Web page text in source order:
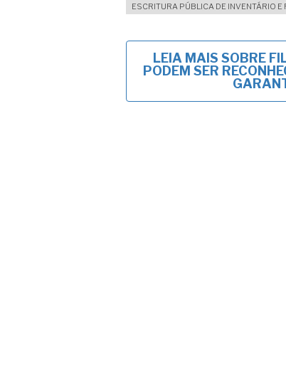
ESCRITURA PÚBLICA DE INVENTÁRIO E
LEIA MAIS SOBRE
PODEM SER